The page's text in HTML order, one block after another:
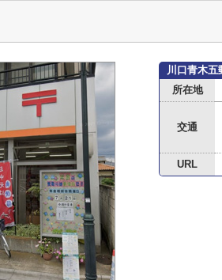
川口青木五
所在地
交通
URL